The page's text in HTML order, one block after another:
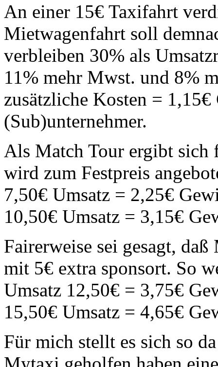
An einer 15€ Taxifahrt
Mietwagenfahrt soll
verbleiben 30% als
11% mehr Mwst. und 8%
zusätzliche Kosten =
(Sub)unternehmer.
Als Match Tour ergibt sich
wird zum Festpreis
7,50€ Umsatz = 2,25€
10,50€ Umsatz = 3,15€
Fairerweise sei gesagt,
mit 5€ extra sponsort. So
Umsatz 12,50€ = 3,75€
15,50€ Umsatz = 4,65€
Für mich stellt es sich so